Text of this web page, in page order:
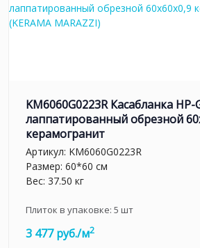
KM6060G0223R Касабланка
лаппатированный обрезной
керамогранит
Артикул: KM6060G0223R
Размер: 60*60 см
Вес: 37.50 кг
Плиток в упаковке: 5 шт
3 477 руб./м2